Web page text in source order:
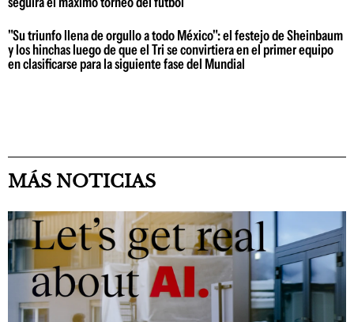
"Su triunfo llena de orgullo a todo México": el festejo de Sheinbaum
y los hinchas luego de que el Tri se convirtiera en el primer equipo
en clasificarse para la siguiente fase del Mundial
MÁS NOTICIAS